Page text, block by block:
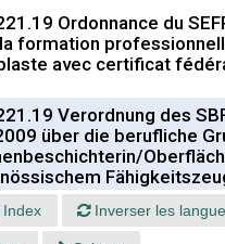
Ordonnance du
la formation
avec certificat
Verordnung des
über die berufliche
Index Inverser les